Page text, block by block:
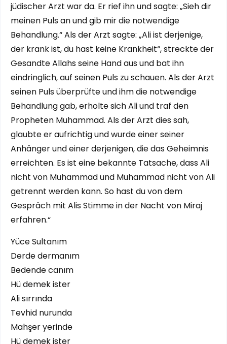
jüdischer Arzt war da. Er rief ihn und sagte: „Sieh dir
meinen Puls an und gib mir die notwendige
Behandlung.“ Als der Arzt sagte: „Ali ist derjenige,
der krank ist, du hast keine Krankheit“, streckte der
Gesandte Allahs seine Hand aus und bat ihn
eindringlich, auf seinen Puls zu schauen. Als der Arzt
seinen Puls überprüfte und ihm die notwendige
Behandlung gab, erholte sich Ali und traf den
Propheten Muhammad. Als der Arzt dies sah,
glaubte er aufrichtig und wurde einer seiner
Anhänger und einer derjenigen, die das Geheimnis
erreichten. Es ist eine bekannte Tatsache, dass Ali
nicht von Muhammad und Muhammad nicht von Ali
getrennt werden kann. So hast du von dem
Gespräch mit Alis Stimme in der Nacht von Miraj
erfahren.“
Yüce Sultanım
Derde dermanım
Bedende canım
Hü demek ister
Ali sırrında
Tevhid nurunda
Mahşer yerinde
Hü demek ister